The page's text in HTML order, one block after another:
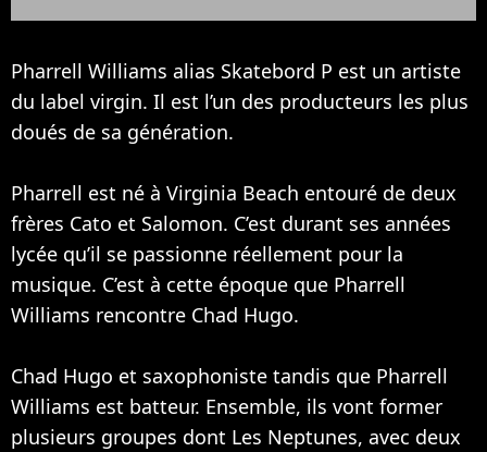
Pharrell Williams alias Skatebord P est un artiste
du label virgin. Il est l’un des producteurs les plus
doués de sa génération.
Pharrell est né à Virginia Beach entouré de deux
frères Cato et Salomon. C’est durant ses années
lycée qu’il se passionne réellement pour la
musique. C’est à cette époque que Pharrell
Williams rencontre Chad Hugo.
Chad Hugo et saxophoniste tandis que Pharrell
Williams est batteur. Ensemble, ils vont former
plusieurs groupes dont Les Neptunes, avec deux